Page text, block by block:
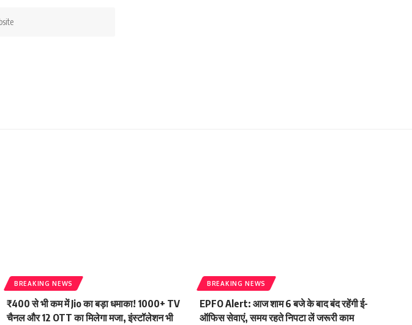
BREAKING NEWS
₹400 से भी कम में Jio का बड़ा धमाका! 1000+ TV
चैनल और 12 OTT का मिलेगा मजा, इंस्टॉलेशन भी
BREAKING NEWS
EPFO Alert: आज शाम 6 बजे के बाद बंद रहेंगी ई-
ऑफिस सेवाएं, समय रहते निपटा लें जरूरी काम